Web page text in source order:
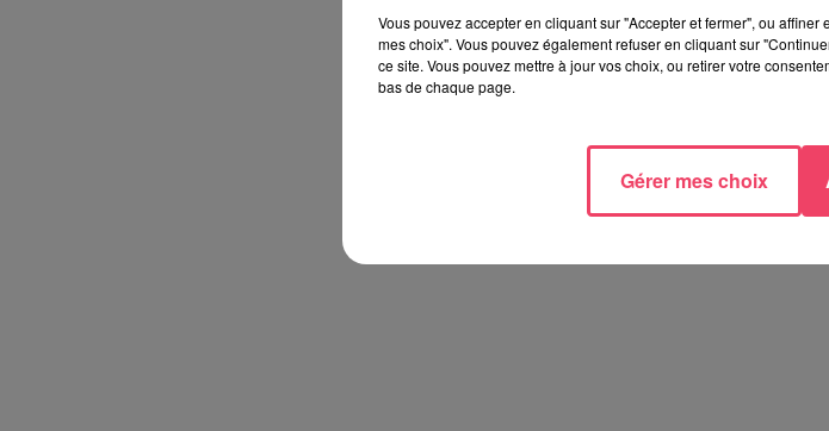
Vous pouvez accepter en cliquant sur "Accepter et fermer", ou
mes choix". Vous pouvez également refuser en cliquant sur
ce site. Vous pouvez mettre à jour vos choix, ou retirer votre
bas de chaque page.
Gérer mes choix